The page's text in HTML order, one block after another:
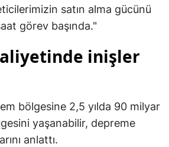
Trabzon
Tunceli
Şanlıurfa
Van
Yozgat
satın alma gücünü
görev başında."
inişler
bölgesine 2,5 yılda 90 milyar
yaşanabilir, depreme
anlattı.